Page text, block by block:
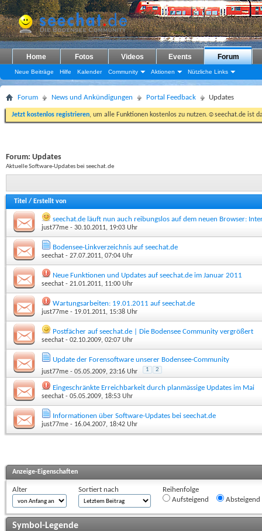
Home Fotos Videos Events Forum
Neue Beiträge Hilfe Kalender Community Aktionen Nützliche Links
Forum News und Ankündigungen Portal Feedback Updates
Jetzt kostenlos registrieren, um alle Funktionen kostenlos zu nutzen.☺seechat.de ist
Forum: Updates
Aktuelle Software-Updates bei seechat.de
Titel / Erstellt von
seechat.de läuft nun auch reibungslos auf dem neuen Browser:
just77me - 30.10.2011, 19:03 Uhr
Bodensee-Linkverzeichnis auf seechat.de
seechat - 27.07.2011, 07:04 Uhr
Neue Funktionen und Updates auf seechat.de im Januar 2011
seechat - 21.01.2011, 11:00 Uhr
Wartungsarbeiten: 19.01.2011 auf seechat.de
just77me - 19.01.2011, 15:38 Uhr
Postfächer auf seechat.de | Die Bodensee Community vergrößert
seechat - 02.10.2009, 02:07 Uhr
Update der Forensoftware unserer Bodensee-Community
just77me - 05.05.2009, 23:16 Uhr 1 2
Eingeschränkte Erreichbarkeit durch planmässige Updates im Mai
seechat - 05.05.2009, 18:53 Uhr
Informationen über Software-Updates bei seechat.de
just77me - 16.04.2007, 18:42 Uhr
Anzeige-Eigenschaften
Alter Sortiert nach
Reihenfolge
Aufsteigend
Absteigend
Symbol-Legende